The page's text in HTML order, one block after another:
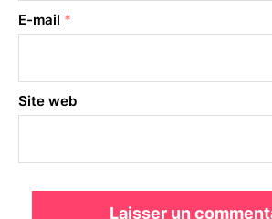
E-mail *
Site web